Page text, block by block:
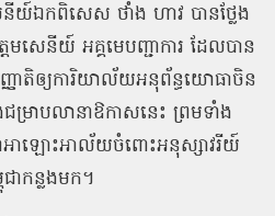
យ៍ឯកពិសេស ថាំង ហាវ បានថ្លែង
េនីយ៍ អគ្គមេបញ្ជាការ ដែលបាន
ញាតិឲ្យការិយាល័យអនុព័ន្ធយោធាចិន
រាបលានាឱកាសនេះ ព្រមទាំង
អាឡោះអាល័យចំពោះអនុស្សាវរីយ៍
ជាកន្លងមក។